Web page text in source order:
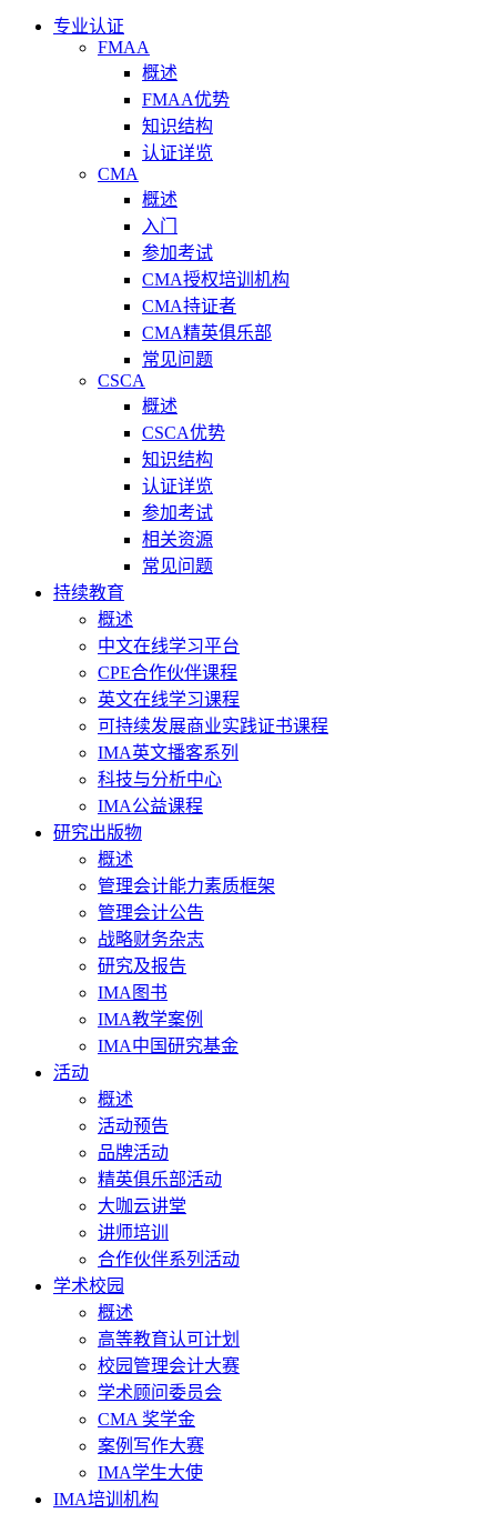
专业认证
FMAA
概述
FMAA优势
知识结构
认证详览
CMA
概述
入门
参加考试
CMA授权培训机构
CMA持证者
CMA精英俱乐部
常见问题
CSCA
概述
CSCA优势
知识结构
认证详览
参加考试
相关资源
常见问题
持续教育
概述
中文在线学习平台
CPE合作伙伴课程
英文在线学习课程
可持续发展商业实践证书课程
IMA英文播客系列
科技与分析中心
IMA公益课程
研究出版物
概述
管理会计能力素质框架
管理会计公告
战略财务杂志
研究及报告
IMA图书
IMA教学案例
IMA中国研究基金
活动
概述
活动预告
品牌活动
精英俱乐部活动
大咖云讲堂
讲师培训
合作伙伴系列活动
学术校园
概述
高等教育认可计划
校园管理会计大赛
学术顾问委员会
CMA 奖学金
案例写作大赛
IMA学生大使
IMA培训机构